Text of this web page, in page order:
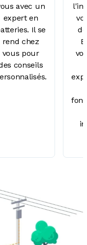
avec un
expert en
Il se
rend chez
vous pour
conseils